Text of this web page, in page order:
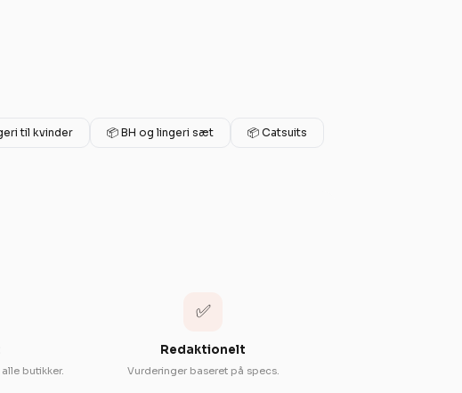
til kvinder 📦 BH og lingeri sæt 📦 Catsuits
butikker.
✅
Redaktionelt
Vurderinger baseret på specs.